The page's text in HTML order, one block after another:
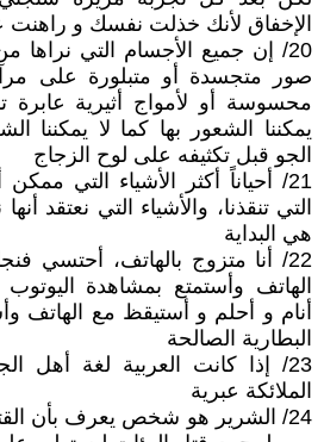
الإخفاق لأنك خذلت نفسك و راهنت
20/ إن جميع الأجسام التي نراها
صور متجسدة أو متبلورة على مرآة
محسوسة أو لأمواج أثيرية عابرة
يمكننا الشعور بها كما لا يمكننا
الجو قبل تكثيفه على لوح الزجاج
21/ أحياناً أكثر الأشياء التي
التي تنقذنا، والأشياء التي نعتقد
هي البداية
22/ أنا متزوج بالهاتف، أحتسي
الهاتف وأستمتع بمشاهدة
أنام و أحلم و أستيقظ مع الهاتف
البطارية الصالحة
23/ إذا كانت العربية لغة أهل
الملائكة عبرية
24/ الشرير هو شخص يعرف بأن